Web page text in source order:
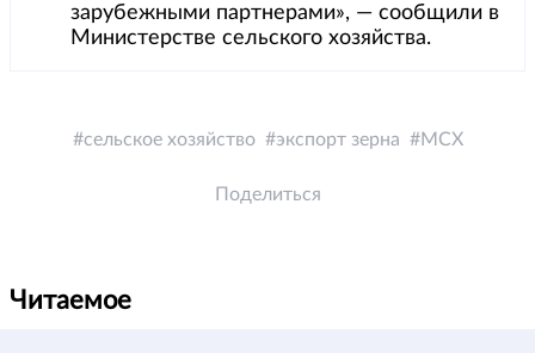
зарубежными партнерами», — сообщили в
Министерстве сельского хозяйства. ‎
сельское хозяйство экспорт зерна МСХ
Поделиться
Читаемое